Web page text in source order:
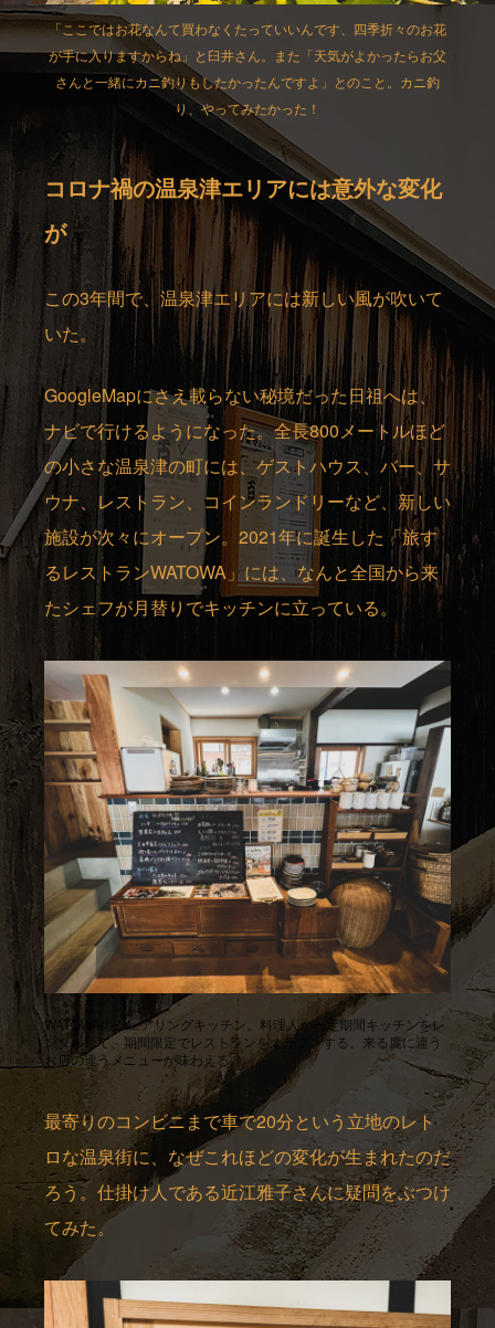
「ここではお花なんて買わなくたっていいんです、四季折々のお花
が手に入りますからね」と臼井さん。また「天気がよかったらお父
さんと一緒にカニ釣りもしたかったんですよ」とのこと。カニ釣
り、やってみたかった！
コロナ禍の温泉津エリアには意外な変化
が
この3年間で、温泉津エリアには新しい風が吹いて
いた。
GoogleMapにさえ載らない秘境だった日祖へは、
ナビで行けるようになった。全長800メートルほど
の小さな温泉津の町には、ゲストハウス、バー、サ
ウナ、レストラン、コインランドリーなど、新しい
施設が次々にオープン。2021年に誕生した「旅す
るレストランWATOWA」には、なんと全国から来
たシェフが月替りでキッチンに立っている。
WATOWAのシェアリングキッチン。料理人が一定期間キッチンをレ
ンタルして、期間限定でレストランをオープンする。来る度に違う
お店の違うメニューが味わえる。
最寄りのコンビニまで車で20分という立地のレト
ロな温泉街に、なぜこれほどの変化が生まれたのだ
ろう。仕掛け人である近江雅子さんに疑問をぶつけ
てみた。